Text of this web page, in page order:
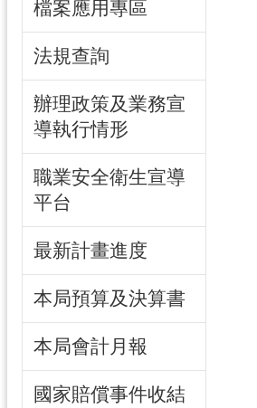
檔案應用專區
法規查詢
辦理政策及業務宣
導執行情形
職業安全衛生宣導
平台
最新計畫進度
本局預算及決算書
本局會計月報
國家賠償事件收結